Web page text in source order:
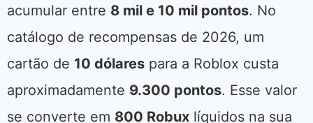
acumular entre 8 mil e 10 mil pontos. No
catálogo de recompensas de 2026, um
cartão de 10 dólares para a Roblox custa
aproximadamente 9.300 pontos. Esse valor
se converte em 800 Robux líquidos na sua